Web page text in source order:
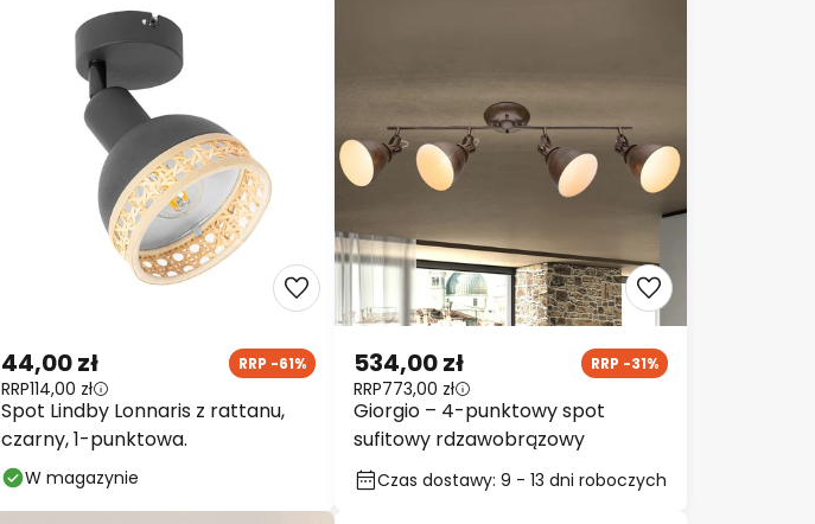
Spot Lindby Lonnaris z rattanu,
czarny, 1-punktowa.
44,00 zł RRP -61%
RRP114,00 zł
W magazynie
Giorgio – 4-punktowy spot
sufitowy rdzawobrązowy
534,00 zł RRP -31%
RRP773,00 zł
Czas dostawy: 9 - 13 dni roboczych